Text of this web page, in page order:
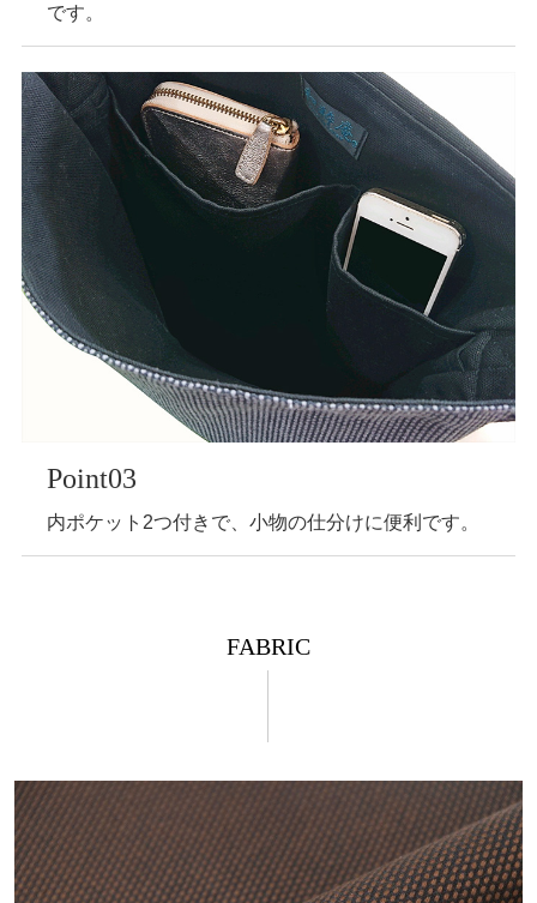
です。
Point03
内ポケット2つ付きで、小物の仕分けに便利です。
FABRIC